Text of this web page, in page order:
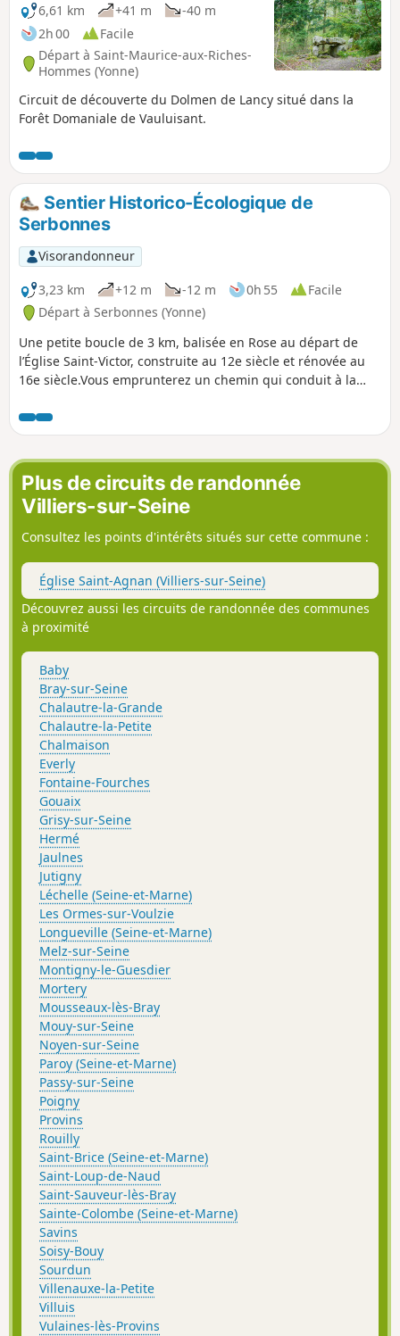
6,61 km
+41 m
-40 m
2h 00
Facile
Départ à Saint-Maurice-aux-Riches-
Hommes (Yonne)
Circuit de découverte du Dolmen de Lancy situé dans la
Forêt Domaniale de Vauluisant.
Sentier Historico-Écologique de
Serbonnes
Visorandonneur
3,23 km
+12 m -12 m 0h 55
Facile
Départ à Serbonnes (Yonne)
Une petite boucle de 3 km, balisée en Rose au départ de
l’Église Saint-Victor, construite au 12e siècle et rénovée au
16e siècle.Vous emprunterez un chemin qui conduit à la
Eiffel.Cette zone humide renferme plusieurs sources
bouillonnantes.Dans le lavoir lui même, on peut déjà voir
quelques sources frémissantes.En contournant, par le
chemin, cette zone humide, vous longerez l’Yonne pour
emprunter le chemin de halage, puis vous contournerez le
domaine du Grand Varennes avec son parc et son moulin,
pour retourner vers la mairie et la place du village après
avoir découvert la maison du régicide Jacques-Clément.
Plus de circuits de randonnée
Villiers-sur-Seine
Consultez les points d'intérêts situés sur cette commune :
Église Saint-Agnan (Villiers-sur-Seine)
Découvrez aussi les circuits de randonnée des communes
à proximité
Baby
Bray-sur-Seine
Chalautre-la-Grande
Chalautre-la-Petite
Chalmaison
Everly
Fontaine-Fourches
Gouaix
Grisy-sur-Seine
Hermé
Jaulnes
Jutigny
Léchelle (Seine-et-Marne)
Les Ormes-sur-Voulzie
Longueville (Seine-et-Marne)
Melz-sur-Seine
Montigny-le-Guesdier
Mortery
Mousseaux-lès-Bray
Mouy-sur-Seine
Noyen-sur-Seine
Paroy (Seine-et-Marne)
Passy-sur-Seine
Poigny
Provins
Rouilly
Saint-Brice (Seine-et-Marne)
Saint-Loup-de-Naud
Saint-Sauveur-lès-Bray
Sainte-Colombe (Seine-et-Marne)
Savins
Soisy-Bouy
Sourdun
Villenauxe-la-Petite
Villuis
Vulaines-lès-Provins